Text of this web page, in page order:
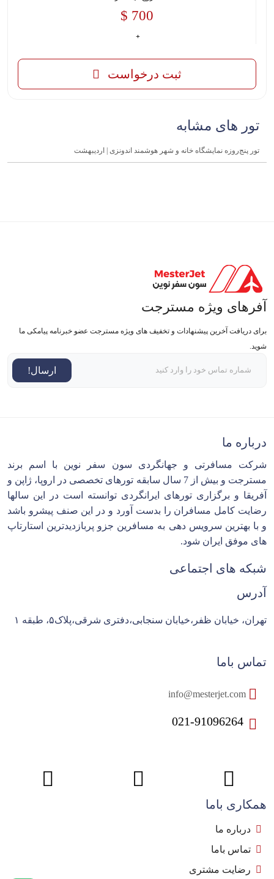
700 $
ثبت درخواست
تور های مشابه
تور پنج‌روزه نمایشگاه خانه و شهر هوشمند اندونزی | اردیبهشت
آفرهای ویژه مسترجت
برای دریافت آخرین پیشنهادات و تخفیف های ویژه مسترجت عضو خبرنامه پیامکی ما
شوید.
ارسال!
درباره ما
شرکت مسافرتی و جهانگردی سون سفر نوین با اسم برند
مسترجت و بیش از 7 سال سابقه تورهای تخصصی در اروپا، ژاپن و
آفریقا و برگزاری تورهای ایرانگردی توانسته است در این سالها
رضایت کامل مسافران را بدست آورد و در این صنف پیشرو باشد
و با بهترین سرویس دهی به مسافرین جزو پربازدیدترین استارتاپ
های موفق ایران شود.
شبکه های اجتماعی
آدرس
تهران، خیابان ظفر،خیابان سنجابی،دفتری شرقی،پلاک۵، طبقه ۱
تماس باما
021-91096264
همکاری باما
درباره ما
تماس باما
رضایت مشتری